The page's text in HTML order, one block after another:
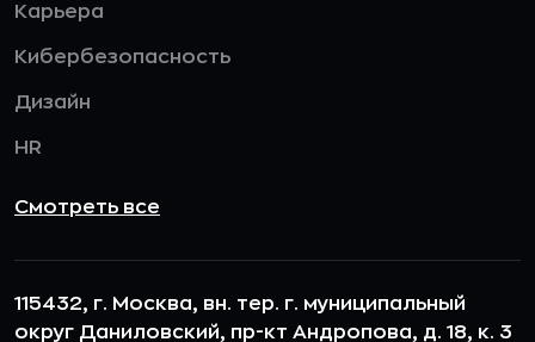
Карьера
Кибербезопасность
Дизайн
HR
Смотреть все
115432, г. Москва, вн. тер. г. муниципальный
округ Даниловский, пр-кт Андропова, д. 18, к. 3